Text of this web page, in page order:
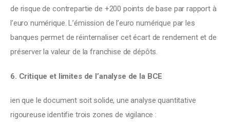
de risque de contrepartie de +200 points de base par rapport à
l’euro numérique. L’émission de l’euro numérique par les
banques permet de réinternaliser cet écart de rendement et de
préserver la valeur de la franchise de dépôts.
6. Critique et limites de l’analyse de la BCE
ien que le document soit solide, une analyse quantitative
rigoureuse identifie trois zones de vigilance :